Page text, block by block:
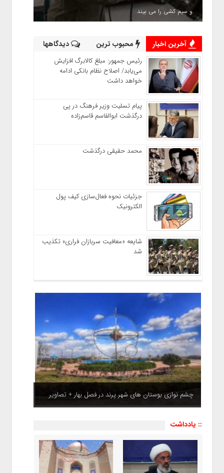
و سیم کشی را می بیند
آخرین اخبار محبوب ترین دیدگاهها
رئیس‌ جمهور: مبلغ کالابرگ افزایش
می‌یابد/ اصلاح نظام بانکی ادامه
خواهد داشت
پیام تسلیت وزیر فرهنگ در پی
درگذشت ابوالقاسم قاسم‌زاده
محمد حقیقی درگذشت
جزئیات نحوه فعال‌سازی کیف پول
الکترونیک
شایعه «معافیت سربازان فراری» تکذیب
شد
چشم نوازی بوستان های شهر پرند در فصل بهار + تصاویر
:: یادداشت